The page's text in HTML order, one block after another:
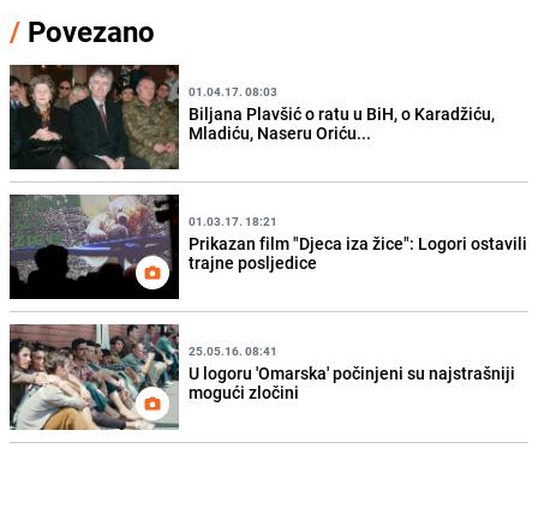
/ Povezano
01.04.17. 08:03
Biljana Plavšić o ratu u BiH, o Karadžiću,
Mladiću, Naseru Oriću...
01.03.17. 18:21
Prikazan film "Djeca iza žice": Logori ostavili
trajne posljedice
25.05.16. 08:41
U logoru 'Omarska' počinjeni su najstrašniji
mogući zločini